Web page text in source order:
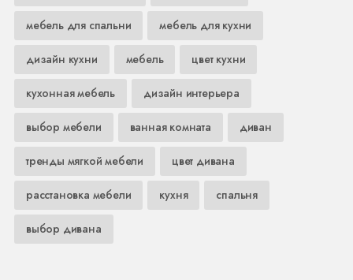
мебель для спальни мебель для кухни
дизайн кухни мебель цвет кухни
кухонная мебель дизайн интерьера
выбор мебели ванная комната диван
тренды мягкой мебели цвет дивана
расстановка мебели кухня спальня
выбор дивана